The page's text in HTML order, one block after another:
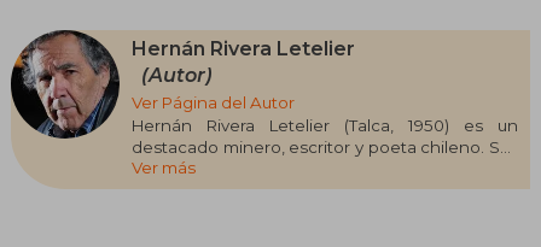
Hernán Rivera Letelier
(Autor)
Ver Página del Autor
Hernán Rivera Letelier (Talca, 1950) es un
destacado minero, escritor y poeta chileno. Sus
obras, influenciadas por el realismo mágico, a
menudo relatan sus experiencias como
Ver más